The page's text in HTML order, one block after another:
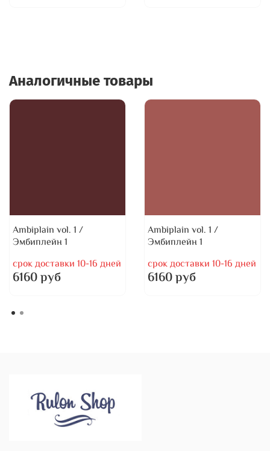
Аналогичные товары
Ambiplain vol. 1 /
Эмбиплейн 1
срок доставки 10-16 дней
6160 руб
Ambiplain vol. 1 /
Эмбиплейн 1
срок доставки 10-16 дней
6160 руб